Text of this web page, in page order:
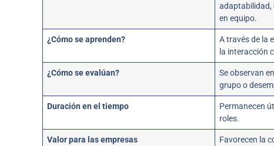
adaptabilidad,
en equipo.
¿Cómo se aprenden?
A través de la
la interacción
¿Cómo se evalúan?
Se observan
grupo o
Duración en el tiempo
Permanecen
roles.
Valor para las empresas
Favorecen la